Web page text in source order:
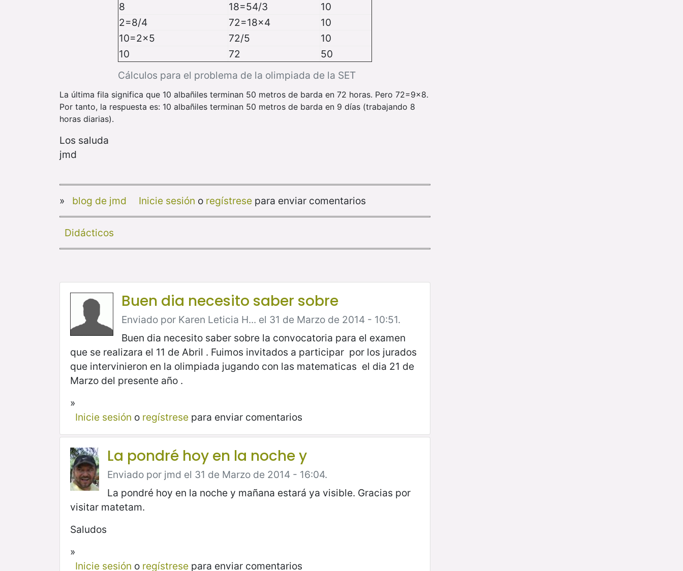
Cálculos para el problema de la olimpiada de la SET
8
18=54/3
10
2=8/4
72=18x4
10
10=2x5
72/5
10
10
72 50
La última fila significa que 10 albañiles terminan 50 metros de barda en 72 horas. Pero 72=9x8.
Por tanto, la respuesta es: 10 albañiles terminan 50 metros de barda en 9 días (trabajando 8
horas diarias).
Los saluda
jmd
» blog de jmd Inicie sesión o regístresepara enviar comentarios
Didácticos
Buen dia necesito saber sobre
Enviado por Karen Leticia H... el 31 de Marzo de 2014 - 10:51.
Buen dia necesito saber sobre la convocatoria para el examen
que se realizara el 11 de Abril . Fuimos invitados a participar por los jurados
que intervinieron en la olimpiada jugando con las matematicas el dia 21 de
Marzo del presente año .
»
Inicie sesión o regístresepara enviar comentarios
La pondré hoy en la noche y
Enviado por jmd el 31 de Marzo de 2014 - 16:04.
La pondré hoy en la noche y mañana estará ya visible. Gracias por
visitar matetam.
Saludos
»
Inicie sesión o regístresepara enviar comentarios